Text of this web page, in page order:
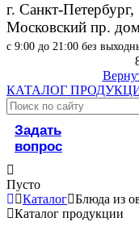
г. Санкт-Петербург,
Московский пр.
с 9:00 до 21:00 без
КАТАЛОГ
Задать
вопрос
Пусто
Каталог Блюда из
Каталог продукции